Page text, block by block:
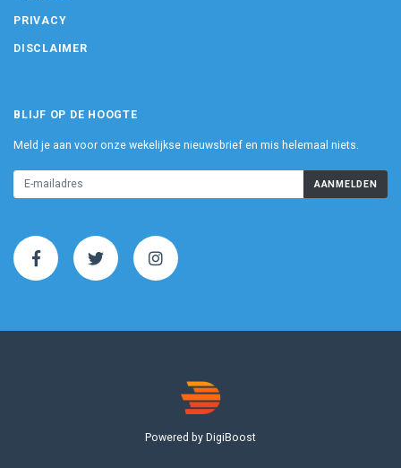
PRIVACY
DISCLAIMER
BLIJF OP DE HOOGTE
Meld je aan voor onze wekelijkse nieuwsbrief en mis helemaal niets.
AANMELDEN
Powered by DigiBoost